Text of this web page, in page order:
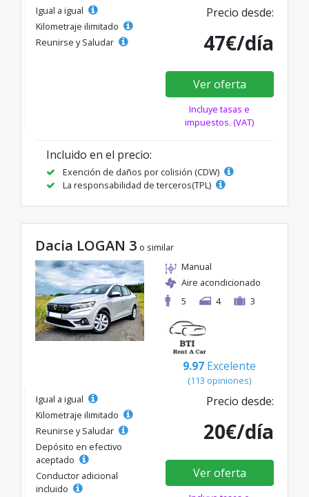
Igual a igual
Kilometraje ilimitado
Reunirse y Saludar
Precio desde:
47€/día
Ver oferta
Incluye tasas e
impuestos. (VAT)
Incluido en el precio:
Exención de daños por colisión (CDW)
La responsabilidad de terceros(TPL)
Dacia LOGAN 3 o similar
Manual
Aire acondicionado
5
4 3
9.97 Excelente
(113 opiniones)
Igual a igual
Kilometraje ilimitado
Reunirse y Saludar
Depósito en efectivo
aceptado
Conductor adicional
incluido
Precio desde:
20€/día
Ver oferta